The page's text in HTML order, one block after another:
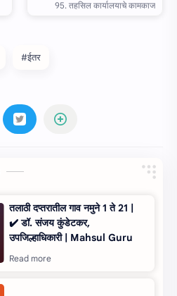
#ईतर
तलाठी दप्‍तरातील गाव नमुने 1 ते 21 |
✔️ डॉ. संजय कुंडेटकर,
उपजिल्हाधिकारी | Mahsul Guru